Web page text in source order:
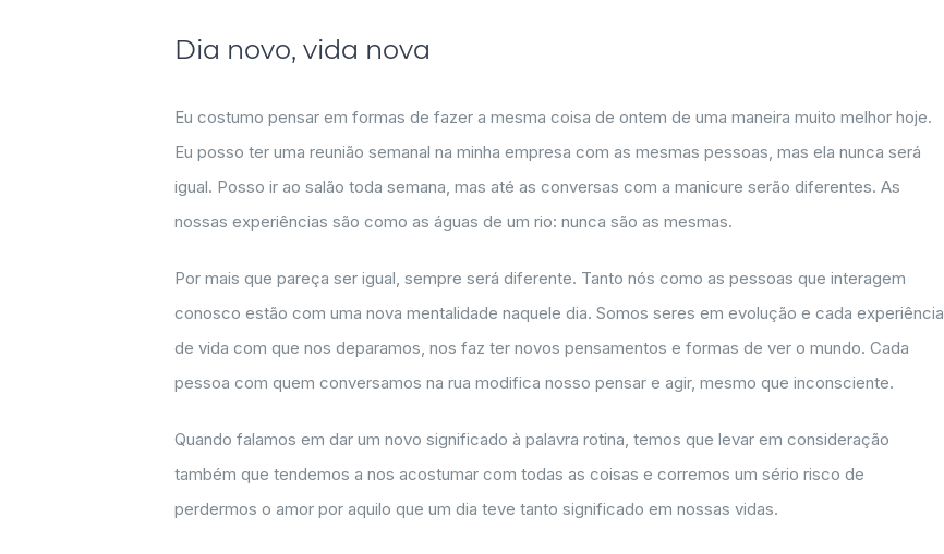
Dia novo, vida nova
Eu costumo pensar em formas de fazer a mesma coisa de ontem de uma maneira muito melhor hoje.
Eu posso ter uma reunião semanal na minha empresa com as mesmas pessoas, mas ela nunca será
igual. Posso ir ao salão toda semana, mas até as conversas com a manicure serão diferentes. As
nossas experiências são como as águas de um rio: nunca são as mesmas.
Por mais que pareça ser igual, sempre será diferente. Tanto nós como as pessoas que interagem
conosco estão com uma nova mentalidade naquele dia. Somos seres em evolução e cada experiência
de vida com que nos deparamos, nos faz ter novos pensamentos e formas de ver o mundo. Cada
pessoa com quem conversamos na rua modifica nosso pensar e agir, mesmo que inconsciente.
Quando falamos em dar um novo significado à palavra rotina, temos que levar em consideração
também que tendemos a nos acostumar com todas as coisas e corremos um sério risco de
perdermos o amor por aquilo que um dia teve tanto significado em nossas vidas.